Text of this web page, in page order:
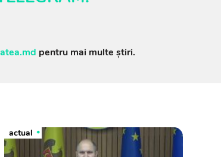
pentru mai multe știri.
actual